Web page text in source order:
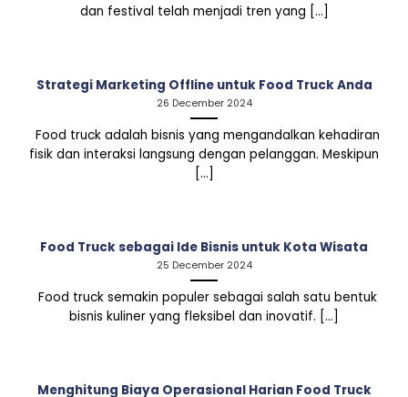
dan festival telah menjadi tren yang [...]
Strategi Marketing Offline untuk Food Truck Anda
26 December 2024
Food truck adalah bisnis yang mengandalkan kehadiran
fisik dan interaksi langsung dengan pelanggan. Meskipun
[...]
Food Truck sebagai Ide Bisnis untuk Kota Wisata
25 December 2024
Food truck semakin populer sebagai salah satu bentuk
bisnis kuliner yang fleksibel dan inovatif. [...]
Menghitung Biaya Operasional Harian Food Truck